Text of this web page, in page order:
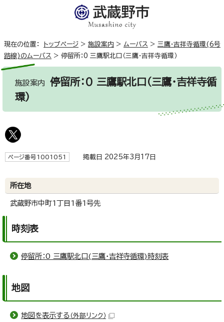
現在の位置： トップページ > 施設案内 > ムーバス > 三鷹・吉祥寺循環(6号
路線)のムーバス > 停留所：0 三鷹駅北口（三鷹・吉祥寺循環）
施設案内 停留所：0 三鷹駅北口（三鷹・吉祥寺循
環）
ページ番号1001051 掲載日 2025年3月17日
所在地
武蔵野市中町1丁目1番1号先
時刻表
停留所：0 三鷹駅北口(三鷹・吉祥寺循環)時刻表
地図
地図を表示する （外部リンク）